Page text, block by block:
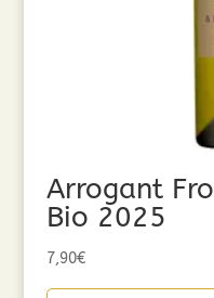
Arrogant
Bio 2025
7,90€